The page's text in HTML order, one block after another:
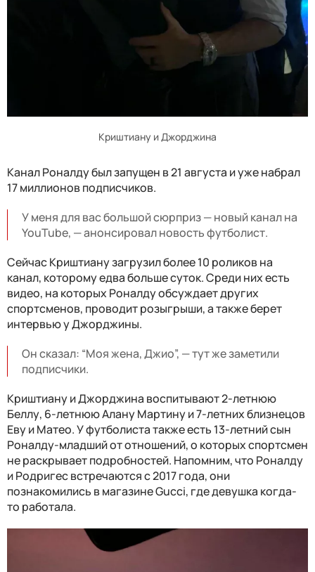
Криштиану и Джорджина
Канал Роналду был запущен в 21 августа и уже набрал
17 миллионов подписчиков.
У меня для вас большой сюрприз — новый канал на
YouTube, — анонсировал новость футболист.
Сейчас Криштиану загрузил более 10 роликов на
канал, которому едва больше суток. Среди них есть
видео, на которых Роналду обсуждает других
спортсменов, проводит розыгрыши, а также берет
интервью у Джорджины.
Он сказал: “Моя жена, Джио”, — тут же заметили
подписчики.
Криштиану и Джорджина воспитывают 2-летнюю
Беллу, 6-летнюю Алану Мартину и 7-летних близнецов
Еву и Матео. У футболиста также есть 13-летний сын
Роналду-младший от отношений, о которых спортсмен
не раскрывает подробностей. Напомним, что Роналду
и Родригес встречаются с 2017 года, они
познакомились в магазине Gucci, где девушка когда-
то работала.